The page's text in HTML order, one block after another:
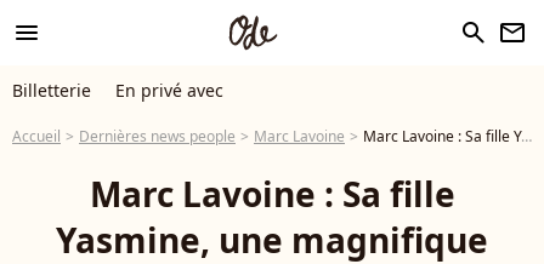
menu search newsletter
Billetterie En privé avec
Accueil Dernières news people Marc Lavoine Marc Lavoine : Sa fille Yasmine, une magnifique artiste qui fait craquer Laura Smet
Marc Lavoine : Sa fille
Yasmine, une magnifique